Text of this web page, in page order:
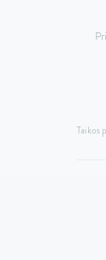
Taikos